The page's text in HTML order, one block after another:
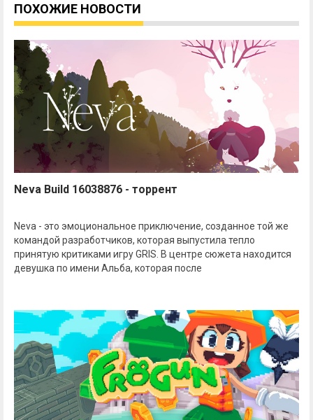
ПОХОЖИЕ НОВОСТИ
Neva Build 16038876 - торрент
Neva - это эмоциональное приключение, созданное той же
командой разработчиков, которая выпустила тепло
принятую критиками игру GRIS. В центре сюжета находится
девушка по имени Альба, которая после